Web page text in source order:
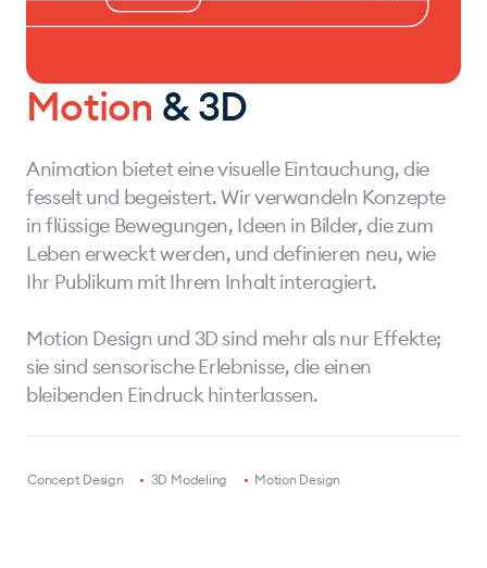
Motion & 3D
Animation bietet eine visuelle Eintauchung, die
fesselt und begeistert. Wir verwandeln Konzepte
in flüssige Bewegungen, Ideen in Bilder, die zum
Leben erweckt werden, und definieren neu, wie
Ihr Publikum mit Ihrem Inhalt interagiert.
Motion Design und 3D sind mehr als nur Effekte;
sie sind sensorische Erlebnisse, die einen
bleibenden Eindruck hinterlassen.
•Concept Design • 3D Modeling • Motion Design